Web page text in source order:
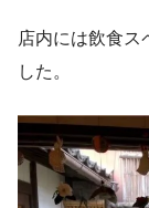
店内には飲食ス
した。